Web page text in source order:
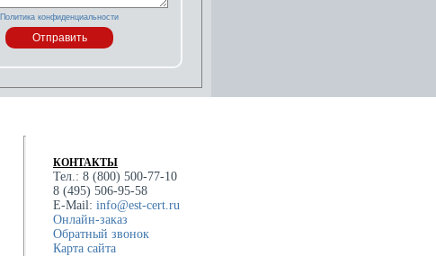
Политика конфиденциальности
КОНТАКТЫ
Тел.: 8 (800) 500-77-10
8 (495) 506-95-58
E-Mail: info@est-cert.ru
Онлайн-заказ
Обратный звонок
Карта сайта